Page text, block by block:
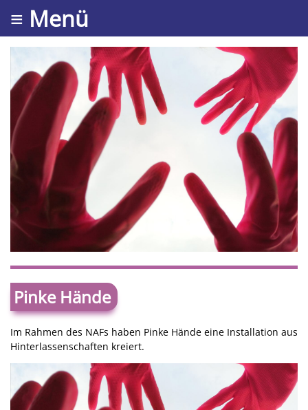
≡ Menü
Pinke Hände
Im Rahmen des NAFs haben Pinke Hände eine Installation aus
Hinterlassenschaften kreiert.